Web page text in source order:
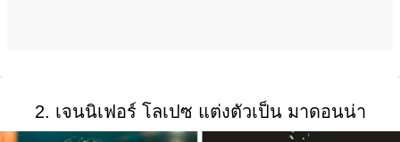
2. เจนนิเฟอร์ โลเปซ แต่งตัวเป็น มาดอนน่า